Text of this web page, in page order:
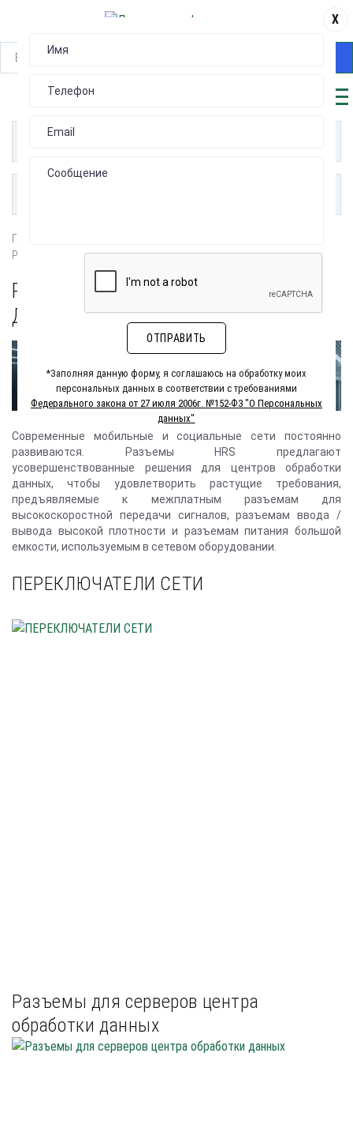
Главная
Разъемы для центров обработки данных
РАЗЪЕМЫ ДЛЯ ЦЕНТРОВ ОБРАБОТКИ
ДАННЫХ
Современные мобильные и социальные сети постоянно
развиваются. Разъемы HRS предлагают
усовершенствованные решения для центров обработки
данных, чтобы удовлетворить растущие требования,
предъявляемые к межплатным разъемам для
высокоскоростной передачи сигналов, разъемам ввода /
вывода высокой плотности и разъемам питания большой
емкости, используемым в сетевом оборудовании.
ПЕРЕКЛЮЧАТЕЛИ СЕТИ
Разъемы для серверов центра
обработки данных
X
ОТПРАВИТЬ
*Заполняя данную форму, я соглашаюсь на обработку моих
персональных данных в соответствии с требованиями
Федерального закона от 27 июля 2006г. №152-Ф3 "О Персональных
данных"